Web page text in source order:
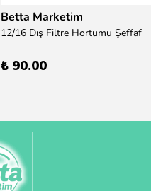
Betta Marketim
12/16 Dış Filtre Hortumu Şeffaf
₺ 90.00